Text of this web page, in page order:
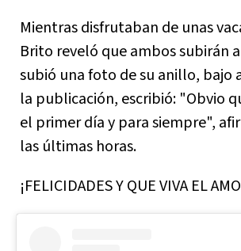
Mientras disfrutaban de unas
Brito reveló que ambos subirán
subió una foto de su anillo, bajo
la publicación, escribió: "Obvio
el primer día y para siempre",
las últimas horas.
¡FELICIDADES Y QUE VIVA EL